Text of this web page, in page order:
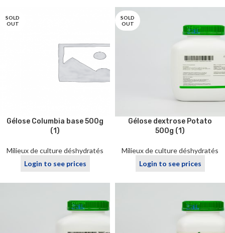
SOLD
OUT
Gélose Columbia base 500g
(1)
Milieux de culture déshydratés
Login to see prices
SOLD
OUT
Gélose dextrose Potato
500g (1)
Milieux de culture déshydratés
Login to see prices